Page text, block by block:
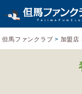
但馬ファンクラブ > 加盟店